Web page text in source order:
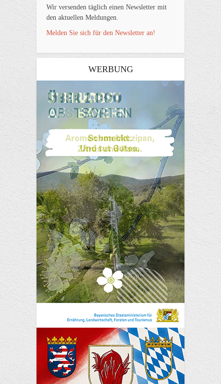
Wir versenden täglich einen Newsletter mit
den aktuellen Meldungen.
Melden Sie sich für den Newsletter an!
WERBUNG